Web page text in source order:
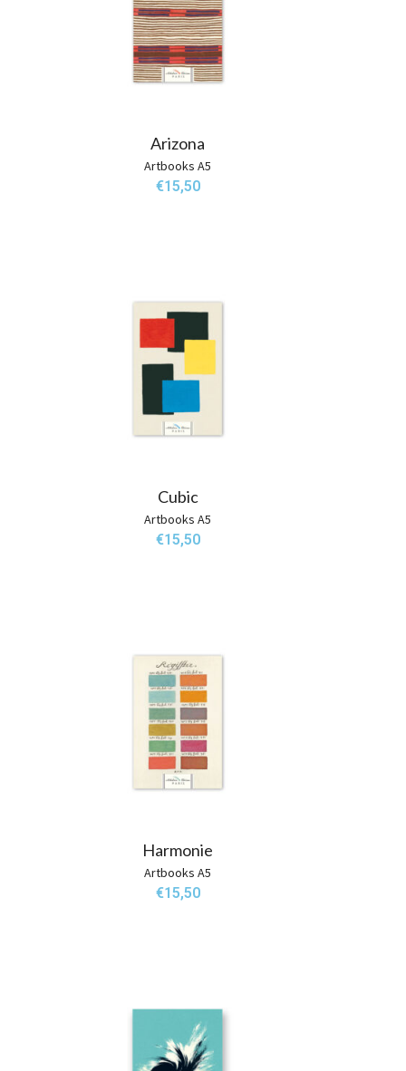
Arizona
Artbooks A5
€15,50
Cubic
Artbooks A5
€15,50
Harmonie
Artbooks A5
€15,50